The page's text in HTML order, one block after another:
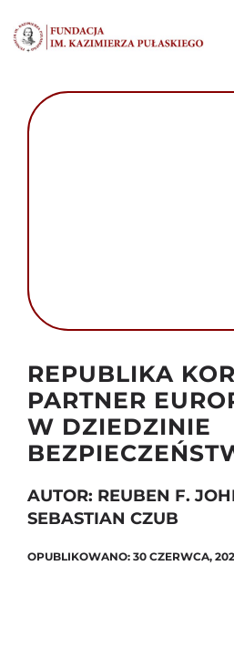
do
zawartości
REPUBLIKA
PARTNER
W DZIEDZINIE
AUTOR: REUBEN F.
SEBASTIAN CZUB
OPUBLIKOWANO: 30 CZERWCA,